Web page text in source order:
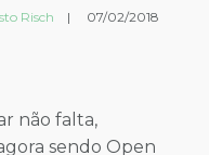
Risch |
07/02/2018
não falta,
sendo Open